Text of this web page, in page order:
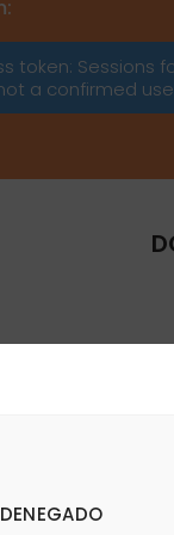
DENEGADO
token: Sessions
a confirmed